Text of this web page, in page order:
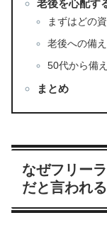
老後を心配す
まずはどの
老後への備
50代から備
まとめ
なぜフリー
だと言われ